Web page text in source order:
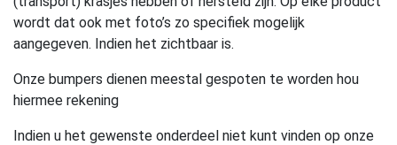
wordt dat ook met foto’s zo specifiek mogelijk
aangegeven. Indien het zichtbaar is.
Onze bumpers dienen meestal gespoten te worden hou
hiermee rekening
Indien u het gewenste onderdeel niet kunt vinden op onze